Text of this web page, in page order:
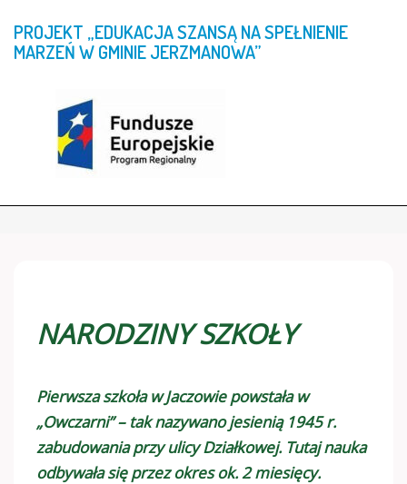
PROJEKT „EDUKACJASZANSĄNASPEŁNIENIE
MARZEŃWGMINIEJERZMANOWA”
NARODZINY SZKOŁY
Pierwsza szkoła w Jaczowie powstała w
„Owczarni” – tak nazywano jesienią 1945 r.
zabudowania przy ulicy Działkowej. Tutaj nauka
odbywała się przez okres ok. 2 miesięcy.